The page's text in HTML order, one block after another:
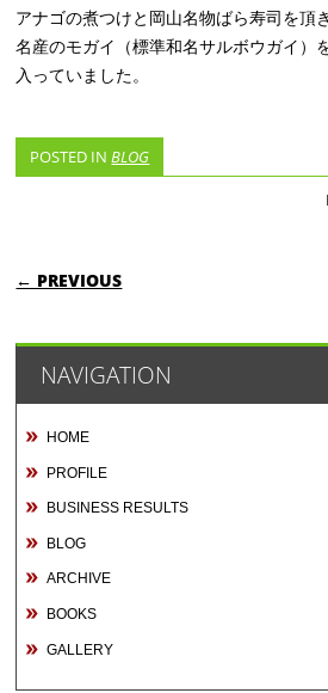
アナゴの煮つけと岡山名物ばら寿司を頂
名産のモガイ（標準和名サルボウガイ）
入っていました。
POSTED INBLOG
POST NAVIGATION
← PREVIOUS
NAVIGATION
HOME
PROFILE
BUSINESS RESULTS
BLOG
ARCHIVE
BOOKS
GALLERY